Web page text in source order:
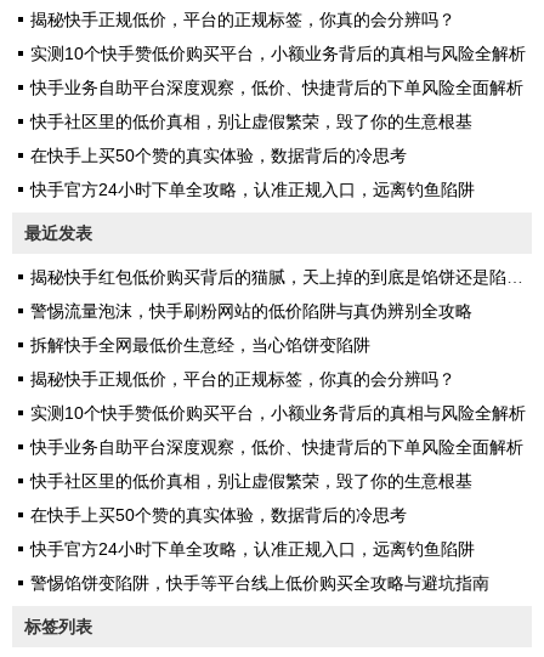
揭秘快手正规低价，平台的正规标签，你真的会分辨吗？
实测10个快手赞低价购买平台，小额业务背后的真相与风险全解析
快手业务自助平台深度观察，低价、快捷背后的下单风险全面解析
快手社区里的低价真相，别让虚假繁荣，毁了你的生意根基
在快手上买50个赞的真实体验，数据背后的冷思考
快手官方24小时下单全攻略，认准正规入口，远离钓鱼陷阱
最近发表
揭秘快手红包低价购买背后的猫腻，天上掉的到底是馅饼还是陷阱？
警惕流量泡沫，快手刷粉网站的低价陷阱与真伪辨别全攻略
拆解快手全网最低价生意经，当心馅饼变陷阱
揭秘快手正规低价，平台的正规标签，你真的会分辨吗？
实测10个快手赞低价购买平台，小额业务背后的真相与风险全解析
快手业务自助平台深度观察，低价、快捷背后的下单风险全面解析
快手社区里的低价真相，别让虚假繁荣，毁了你的生意根基
在快手上买50个赞的真实体验，数据背后的冷思考
快手官方24小时下单全攻略，认准正规入口，远离钓鱼陷阱
警惕馅饼变陷阱，快手等平台线上低价购买全攻略与避坑指南
标签列表